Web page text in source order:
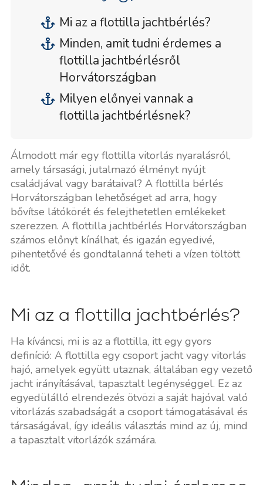
Mi az a flottilla jachtbérlés?
Minden, amit tudni érdemes a
flottilla jachtbérlésről
Horvátországban
Milyen előnyei vannak a
flottilla jachtbérlésnek?
Álmodott már egy flottilla vitorlás nyaralásról,
amely társasági, jutalmazó élményt nyújt
családjával vagy barátaival? A flottilla bérlés
Horvátországban lehetőséget ad arra, hogy
bővítse látókörét és felejthetetlen emlékeket
szerezzen. A flottilla jachtbérlés Horvátországban
számos előnyt kínálhat, és igazán egyedivé,
pihentetővé és gondtalanná teheti a vízen töltött
időt.
Mi az a flottilla jachtbérlés?
Ha kíváncsi, mi is az a flottilla, itt egy gyors
definíció: A flottilla egy csoport jacht vagy vitorlás
hajó, amelyek együtt utaznak, általában egy vezető
jacht irányításával, tapasztalt legénységgel. Ez az
egyedülálló elrendezés ötvözi a saját hajóval való
vitorlázás szabadságát a csoport támogatásával és
társaságával, így ideális választás mind az új, mind
a tapasztalt vitorlázók számára.